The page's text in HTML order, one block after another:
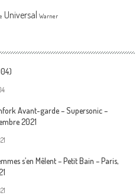
Universal Warner
Avant-garde – Supersonic –
2021
s’en Mêlent – Petit Bain – Paris,